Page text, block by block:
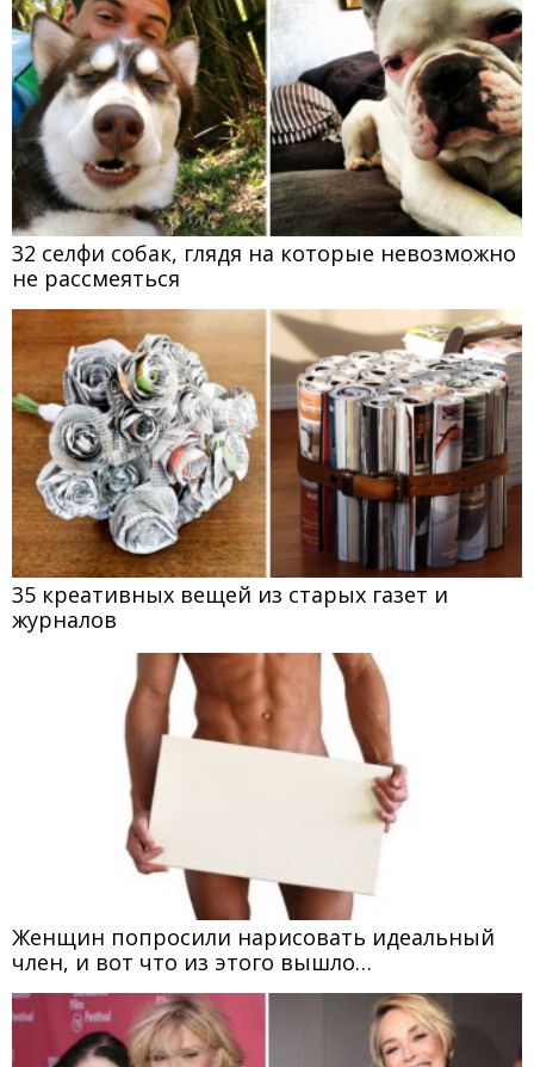
32 селфи собак, глядя на которые невозможно
не рассмеяться
35 креативных вещей из старых газет и
журналов
Женщин попросили нарисовать идеальный
член, и вот что из этого вышло…